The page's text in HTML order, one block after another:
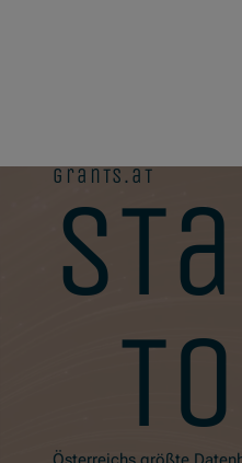
grants.at